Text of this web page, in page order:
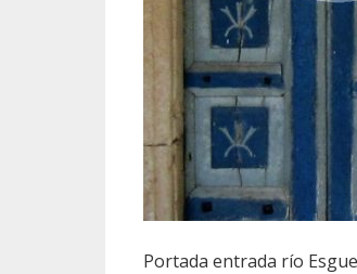
Portada entrada río